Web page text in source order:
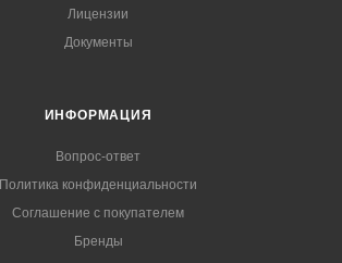
Лицензии
Документы
ИНФОРМАЦИЯ
Вопрос-ответ
Политика конфиденциальности
Соглашение с покупателем
Бренды